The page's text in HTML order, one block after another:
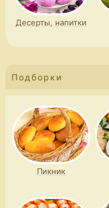
Десерты, напитки
Подборки
Пикник